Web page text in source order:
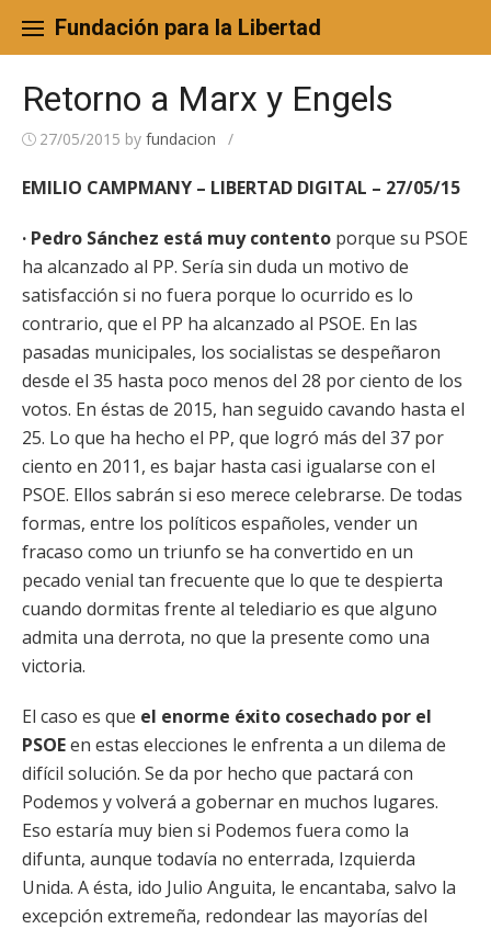
content
Fundación para la Libertad
Retorno a Marx y Engels
27/05/2015 by fundacion /
EMILIO CAMPMANY – LIBERTAD DIGITAL – 27/05/15
· Pedro Sánchez está muy contento porque su PSOE
ha alcanzado al PP. Sería sin duda un motivo de
satisfacción si no fuera porque lo ocurrido es lo
contrario, que el PP ha alcanzado al PSOE. En las
pasadas municipales, los socialistas se despeñaron
desde el 35 hasta poco menos del 28 por ciento de los
votos. En éstas de 2015, han seguido cavando hasta el
25. Lo que ha hecho el PP, que logró más del 37 por
ciento en 2011, es bajar hasta casi igualarse con el
PSOE. Ellos sabrán si eso merece celebrarse. De todas
formas, entre los políticos españoles, vender un
fracaso como un triunfo se ha convertido en un
pecado venial tan frecuente que lo que te despierta
cuando dormitas frente al telediario es que alguno
admita una derrota, no que la presente como una
victoria.
El caso es que el enorme éxito cosechado por el
PSOEen estas elecciones le enfrenta a un dilema de
difícil solución. Se da por hecho que pactará con
Podemos y volverá a gobernar en muchos lugares.
Eso estaría muy bien si Podemos fuera como la
difunta, aunque todavía no enterrada, Izquierda
Unida. A ésta, ido Julio Anguita, le encantaba, salvo la
excepción extremeña, redondear las mayorías del